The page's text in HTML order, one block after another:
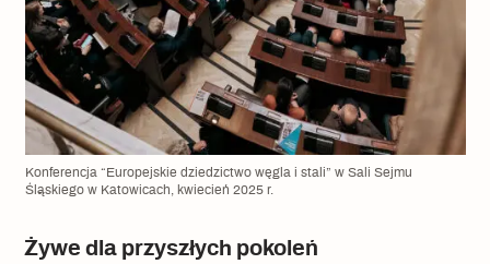
Konferencja “Europejskie dziedzictwo węgla i stali” w Sali Sejmu
Śląskiego w Katowicach, kwiecień 2025 r.
Żywe dla przyszłych pokoleń